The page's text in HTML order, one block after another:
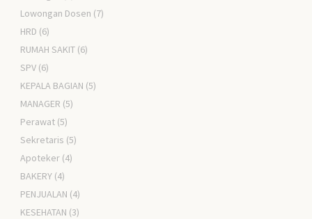
Lowongan Dosen (7)
HRD (6)
RUMAH SAKIT (6)
SPV (6)
KEPALA BAGIAN (5)
MANAGER (5)
Perawat (5)
Sekretaris (5)
Apoteker (4)
BAKERY (4)
PENJUALAN (4)
KESEHATAN (3)